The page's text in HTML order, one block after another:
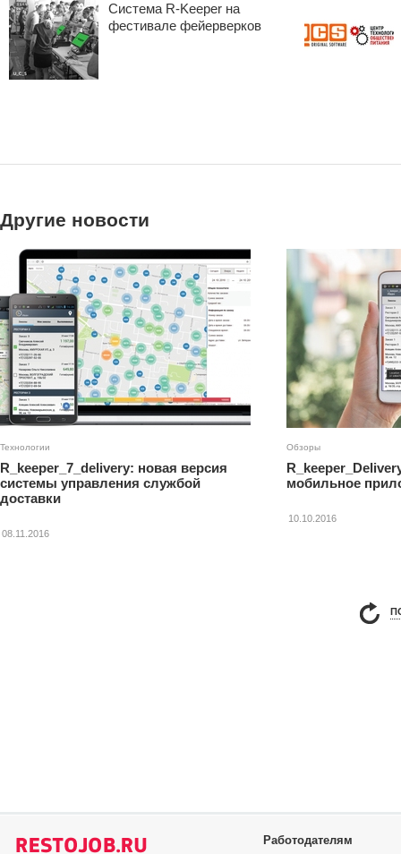
Система R-Keeper на
фестивале фейерверков
Другие новости
Технологии
R_keeper_7_delivery: новая версия
системы управления службой
доставки
08.11.2016
Обзоры
мобильное
10.10.2016
Работодателям